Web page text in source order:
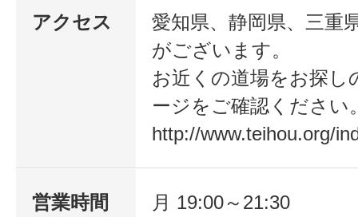
アクセス
愛知県、静岡県、三重
がございます。
お近くの道場をお探し
ージをご確認ください
http://www.teihou.org/
営業時間 月 19:00～21:30